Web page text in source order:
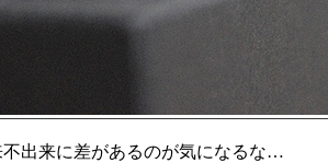
出来に差があるのが気になるな…